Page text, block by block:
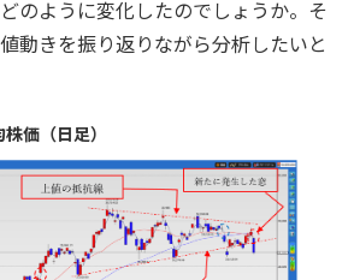
のように変化したのでしょうか。そ
動きを振り返りながら分析したいと
価（日足）